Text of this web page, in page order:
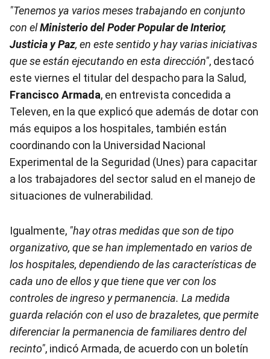
"Tenemos ya varios meses trabajando en conjunto
con elMinisterio del Poder Popular de Interior,
Justicia y Paz, en este sentido y hay varias iniciativas
que se están ejecutando en esta dirección", destacó
este viernes el titular del despacho para la Salud,
Francisco Armada, en entrevista concedida a
Televen, en la que explicó que además de dotar con
más equipos a los hospitales, también están
coordinando con la Universidad Nacional
Experimental de la Seguridad (Unes) para capacitar
a los trabajadores del sector salud en el manejo de
situaciones de vulnerabilidad.
Igualmente, "hay otras medidas que son de tipo
organizativo, que se han implementado en varios de
los hospitales, dependiendo de las características de
cada uno de ellos y que tiene que ver con los
controles de ingreso y permanencia. La medida
guarda relación con el uso de brazaletes, que permite
diferenciar la permanencia de familiares dentro del
recinto", indicó Armada, de acuerdo con un boletín